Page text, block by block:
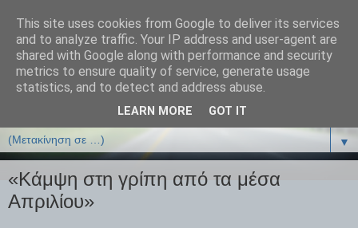
ΒΙΟΛΟΓΙΑonline.gr
Online Μαθήματα Βιολογίας
▼
«Κάμψη στη γρίπη από τα μέσα
Απριλίου»
This site uses cookies from Google to deliver its services
and to analyze traffic. Your IP address and user-agent are
shared with Google along with performance and security
metrics to ensure quality of service, generate usage
statistics, and to detect and address abuse.
LEARN MORE GOT IT